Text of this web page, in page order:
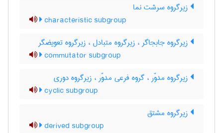
زیرگروه سرشت نما
characteristic subgroup
زیرگروه جابجاگر ، زیرگروه متبادل ، زیرگروه تعویضگر
commutator subgroup
زیرگروه مدوّر ، گروه فرعی مدوّر ، زیرگروه دوری
cyclic subgroup
زیرگروه مشتق
derived subgroup